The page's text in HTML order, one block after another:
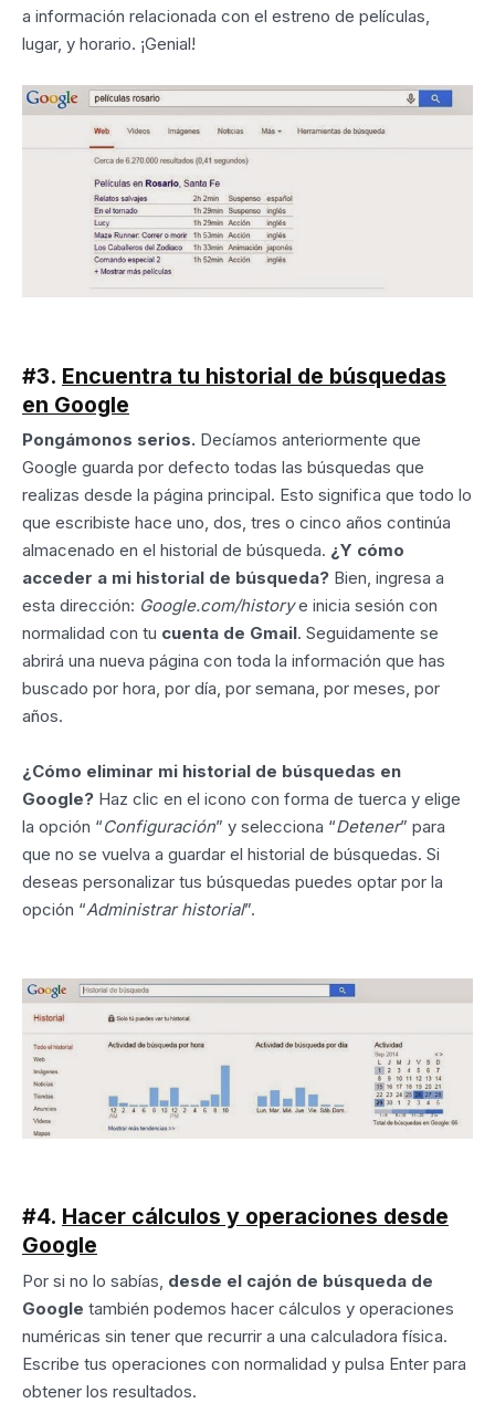
a información relacionada con el estreno de películas,
lugar, y horario. ¡Genial!
#3. Encuentra tu historial de búsquedas
en Google
Pongámonos serios. Decíamos anteriormente que
Google guarda por defecto todas las búsquedas que
realizas desde la página principal. Esto significa que todo lo
que escribiste hace uno, dos, tres o cinco años continúa
almacenado en el historial de búsqueda. ¿Y cómo
acceder a mi historial de búsqueda? Bien, ingresa a
esta dirección: Google.com/historye inicia sesión con
normalidad con tu cuenta de Gmail. Seguidamente se
abrirá una nueva página con toda la información que has
buscado por hora, por día, por semana, por meses, por
años.
¿Cómo eliminar mi historial de búsquedas en
Google? Haz clic en el icono con forma de tuerca y elige
la opción “Configuración” y selecciona “Detener” para
que no se vuelva a guardar el historial de búsquedas. Si
deseas personalizar tus búsquedas puedes optar por la
opción “Administrar historial”.
#4. Hacer cálculos y operaciones desde
Google
Por si no lo sabías, desde el cajón de búsqueda de
Google también podemos hacer cálculos y operaciones
numéricas sin tener que recurrir a una calculadora física.
Escribe tus operaciones con normalidad y pulsa Enter para
obtener los resultados.